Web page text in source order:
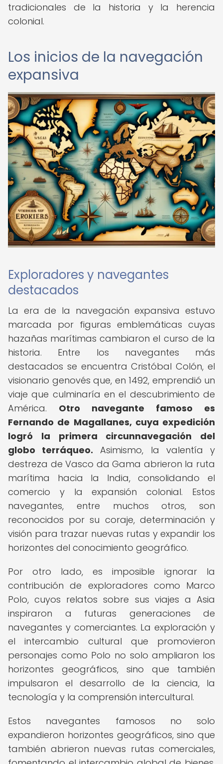
tradicionales de la historia y la herencia
colonial.
Los inicios de la navegación
expansiva
Exploradores y navegantes
destacados
La era de la navegación expansiva estuvo
marcada por figuras emblemáticas cuyas
hazañas marítimas cambiaron el curso de la
historia. Entre los navegantes más
destacados se encuentra Cristóbal Colón, el
visionario genovés que, en 1492, emprendió un
viaje que culminaría en el descubrimiento de
América. Otro navegante famoso es
Fernando de Magallanes, cuya expedición
logró la primera circunnavegación del
globo terráqueo. Asimismo, la valentía y
destreza de Vasco da Gama abrieron la ruta
marítima hacia la India, consolidando el
comercio y la expansión colonial. Estos
navegantes, entre muchos otros, son
reconocidos por su coraje, determinación y
visión para trazar nuevas rutas y expandir los
horizontes del conocimiento geográfico.
Por otro lado, es imposible ignorar la
contribución de exploradores como Marco
Polo, cuyos relatos sobre sus viajes a Asia
inspiraron a futuras generaciones de
navegantes y comerciantes. La exploración y
el intercambio cultural que promovieron
personajes como Polo no solo ampliaron los
horizontes geográficos, sino que también
impulsaron el desarrollo de la ciencia, la
tecnología y la comprensión intercultural.
Estos navegantes famosos no solo
expandieron horizontes geográficos, sino que
también abrieron nuevas rutas comerciales,